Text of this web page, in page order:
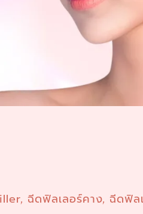
,ฉีดฟิลเลอร์คาง,ฉีดฟิล